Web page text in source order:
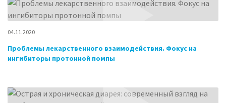
04.11.2020
Проблемы лекарственного взаимодействия. Фокус на
ингибиторы протонной помпы